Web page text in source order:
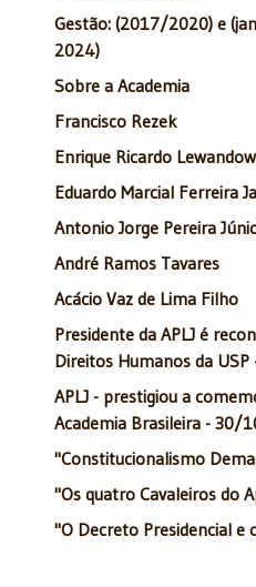
Gestão: (2017/2020) e
2024)
Sobre a Academia
Francisco Rezek
Enrique Ricardo
Eduardo Marcial Ferreira
Antonio Jorge Pereira
André Ramos Tavares
Acácio Vaz de Lima Filho
Presidente da APLJ é
Direitos Humanos da
APLJ - prestigiou a
Academia Brasileira - 30/
"Constitucionalismo
"Os quatro Cavaleiros do
"O Decreto Presidencial